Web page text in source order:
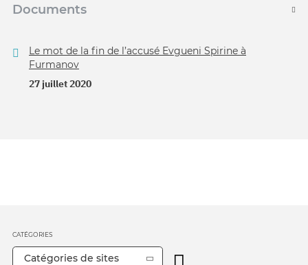
Documents
Le mot de la fin de l’accusé Evgueni Spirine à
Furmanov
27 juillet 2020
CATÉGORIES
Catégories de sites